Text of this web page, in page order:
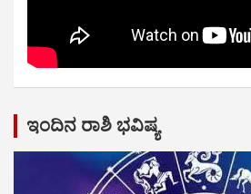
ಇಂದಿನ ರಾಶಿ ಭವಿಷ್ಯ